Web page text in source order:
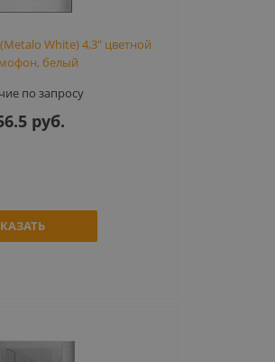
White) 4,3" цветной
белый
по запросу
руб.